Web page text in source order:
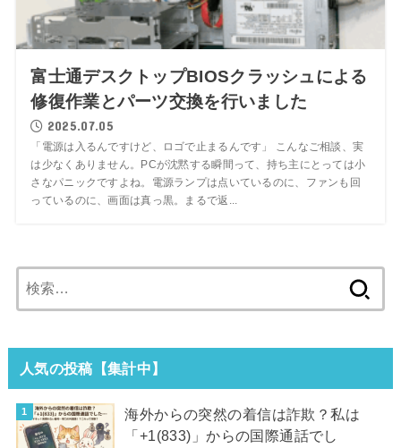
富士通デスクトップBIOSクラッシュによる
修復作業とパーツ交換を行いました
2025.07.05
「電源は入るんですけど、ロゴで止まるんです」 こんなご相談、実
は少なくありません。PCが沈黙する瞬間って、持ち主にとっては小
さなパニックですよね。電源ランプは点いているのに、ファンも回
っているのに、画面は真っ黒。まるで返...
索:
人気の投稿【集計中】
海外からの突然の着信は詐欺？私は
「+1(833)」からの国際通話でし